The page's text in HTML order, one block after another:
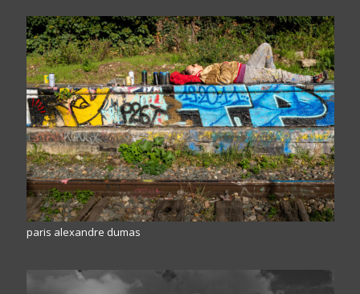
paris alexandre dumas